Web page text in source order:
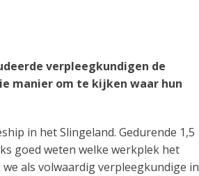
verpleegkundigen de
manier om te kijken waar hun
in het Slingeland. Gedurende 1,5
goed weten welke werkplek het
als volwaardig verpleegkundige in